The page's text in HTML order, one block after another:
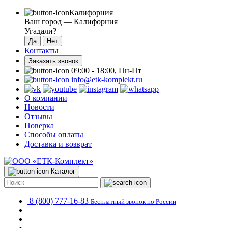
Калифорния
Ваш город — Калифорния
Угадали?
Контакты
Заказать звонок
09:00 - 18:00, Пн-Пт
info@etk-komplekt.ru
О компании
Новости
Отзывы
Поверка
Способы оплаты
Доставка и возврат
Каталог
8 (800) 777-16-83 Бесплатный звонок по России